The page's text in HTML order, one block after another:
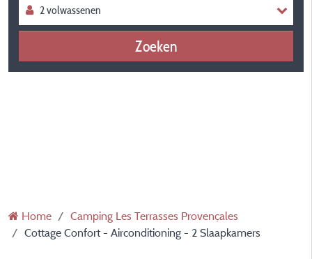
Zoeken
Home
Camping Les Terrasses Provençales
Cottage Confort - Airconditioning - 2 Slaapkamers